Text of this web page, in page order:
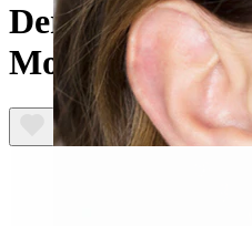
Dermal-
Mond